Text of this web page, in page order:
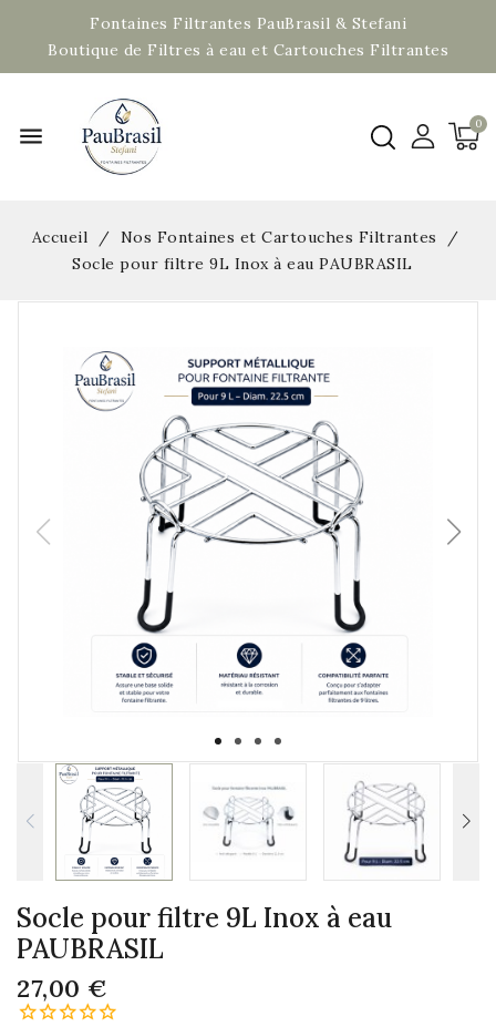
Fontaines Filtrantes PauBrasil & Stefani
Boutique de Filtres à eau et Cartouches Filtrantes
menu
Accueil
Nos Fontaines et Cartouches Filtrantes
Socle pour filtre 9L Inox à eau PAUBRASIL
Socle pour filtre 9L Inox à eau
PAUBRASIL
27,00 €